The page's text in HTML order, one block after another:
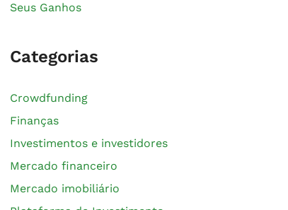
Seus Ganhos
Categorias
Crowdfunding
Finanças
Investimentos e investidores
Mercado financeiro
Mercado imobiliário